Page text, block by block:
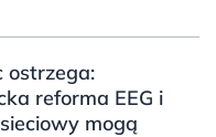
ostrzega:
reforma EEG i
mogą